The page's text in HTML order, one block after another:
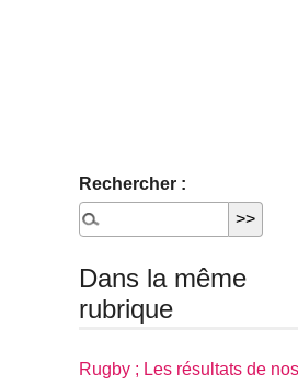
Rechercher :
Dans la même
rubrique
Rugby ; Les résultats de nos